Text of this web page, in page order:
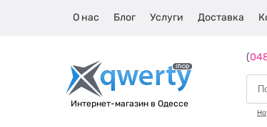
О нас Блог Услуги Доставка
Интернет-магазин в Одессе
(